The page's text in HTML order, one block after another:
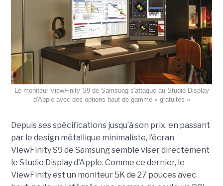
Le moniteur ViewFinity S9 de Samsung s'attaque au Studio Display
d'Apple avec des options haut de gamme « gratuites »
Depuis ses spécifications jusqu’à son prix, en passant
par le design métallique minimaliste, l’écran
ViewFinity S9 de Samsung semble viser directement
le Studio Display d'Apple. Comme ce dernier, le
ViewFinity est un moniteur 5K de 27 pouces avec